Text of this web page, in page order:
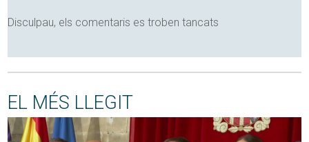
Disculpau, els comentaris es troben tancats
EL MÉS LLEGIT